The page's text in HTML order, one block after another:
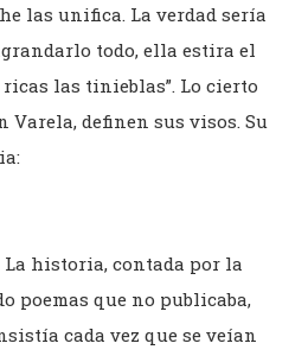
las unifica. La verdad sería
todo, ella estira el
las tinieblas”. Lo cierto
definen sus visos. Su
La historia, contada por la
poemas que no publicaba,
cada vez que se veían